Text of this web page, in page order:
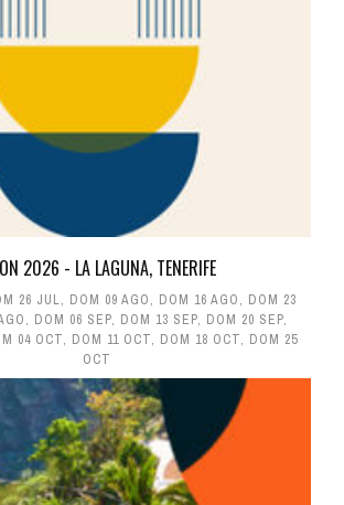
2026 - LA LAGUNA, TENERIFE
26 JUL, DOM 09 AGO, DOM 16 AGO, DOM 23
, DOM 06 SEP, DOM 13 SEP, DOM 20 SEP,
04 OCT, DOM 11 OCT, DOM 18 OCT, DOM 25
OCT